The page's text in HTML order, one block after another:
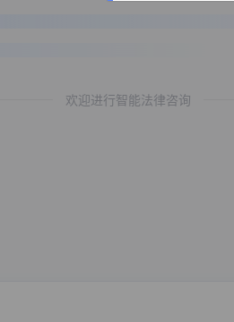
欢迎进行智能法律咨询